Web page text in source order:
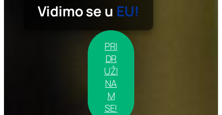
Vidimo se u EU!
PRI
DR
UŽI
NA
M
SE!